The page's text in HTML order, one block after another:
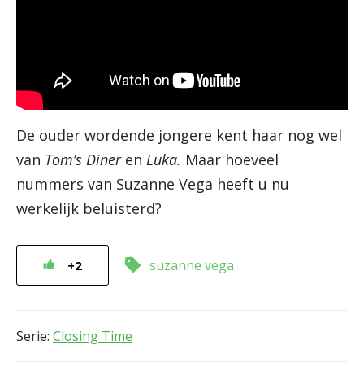
De ouder wordende jongere kent haar nog wel
van Tom’s Dineren Luka. Maar hoeveel
nummers van Suzanne Vega heeft u nu
werkelijk beluisterd?
+2 suzanne vega
Serie: Closing Time